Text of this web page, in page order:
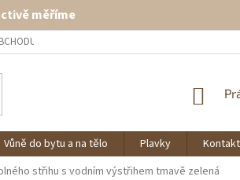
měříme
Vůně do bytu a na tělo Plavky Kontakt
střihu s vodním výstřihem tmavě zelená